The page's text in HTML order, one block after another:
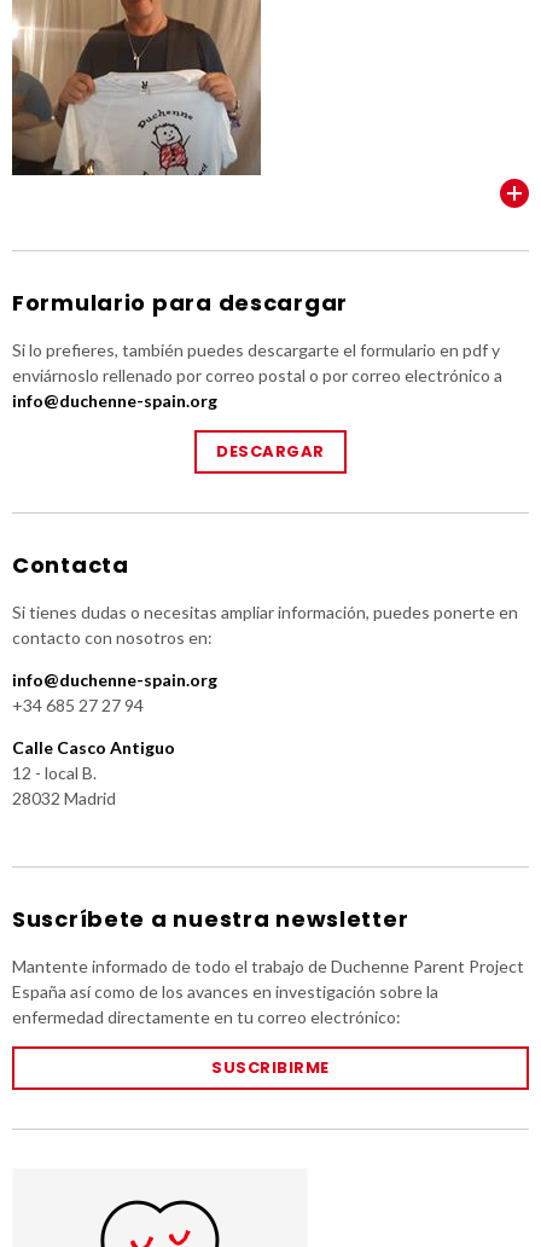
Formulario para descargar
Si lo prefieres, también puedes descargarte el formulario en pdf y
enviárnoslo rellenado por correo postal o por correo electrónico a
info@duchenne-spain.org
DESCARGAR
Contacta
Si tienes dudas o necesitas ampliar información, puedes ponerte en
contacto con nosotros en:
info@duchenne-spain.org
+34 685 27 27 94
Calle Casco Antiguo
12 - local B.
28032 Madrid
Suscríbete a nuestra newsletter
Mantente informado de todo el trabajo de Duchenne Parent Project
España así como de los avances en investigación sobre la
enfermedad directamente en tu correo electrónico:
SUSCRIBIRME